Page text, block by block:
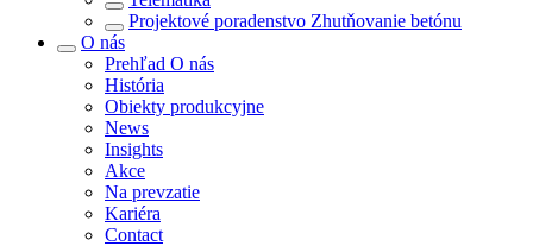
Projektové poradenstvo Zhutňovanie betónu
O nás
Prehľad O nás
História
Obiekty produkcyjne
News
Insights
Akce
Na prevzatie
Kariéra
Contact